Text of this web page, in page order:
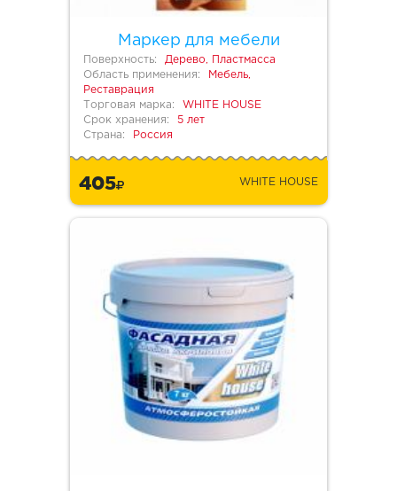
Маркер для мебели
Поверхность:
Дерево, Пластмасса
Область применения:
Мебель,
Реставрация
Торговая марка:
WHITE HOUSE
Срок хранения:
5 лет
Страна:
Россия
405 WHITE HOUSE